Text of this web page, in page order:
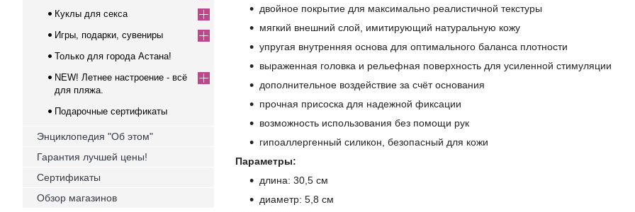
двойное покрытие для максимально реалистичной текстуры
мягкий внешний слой, имитирующий натуральную кожу
упругая внутренняя основа для оптимального баланса плотности
выраженная головка и рельефная поверхность для усиленной стимуляции
дополнительное воздействие за счёт основания
прочная присоска для надежной фиксации
возможность использования без помощи рук
гипоаллергенный силикон, безопасный для кожи
Параметры:
длина: 30,5 см
диаметр: 5,8 см
Куклы для секса
Игры, подарки, сувениры
Только для города Астана!
NEW! Летнее настроение - всё
для пляжа.
Подарочные сертификаты
Энциклопедия "Об этом"
Гарантия лучшей цены!
Сертификаты
Обзор магазинов